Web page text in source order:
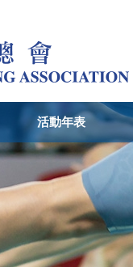
活動年表